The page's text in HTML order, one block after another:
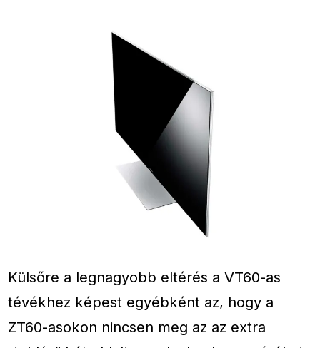
Külsőre a legnagyobb eltérés a VT60-as
tévékhez képest egyébként az, hogy a
ZT60-asokon nincsen meg az az extra